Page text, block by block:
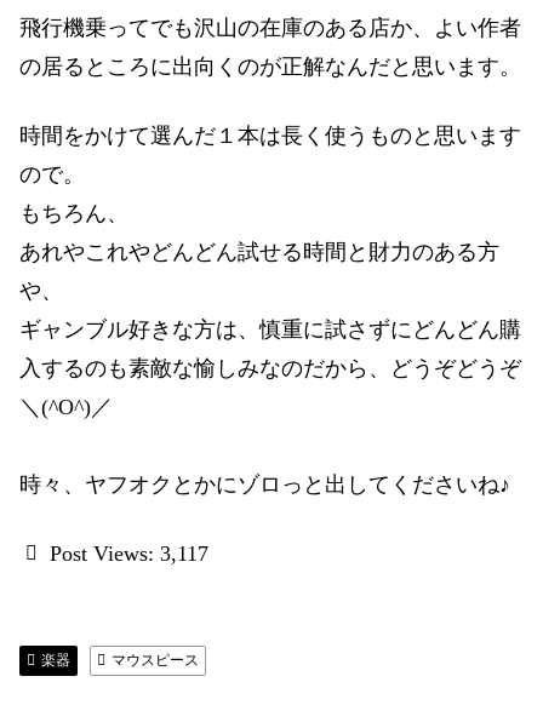
飛行機乗ってでも沢山の在庫のある店か、よい作者
の居るところに出向くのが正解なんだと思います。
時間をかけて選んだ１本は長く使うものと思います
ので。
もちろん、
あれやこれやどんどん試せる時間と財力のある方
や、
ギャンブル好きな方は、慎重に試さずにどんどん購
入するのも素敵な愉しみなのだから、どうぞどうぞ
＼(^O^)／
時々、ヤフオクとかにゾロっと出してくださいね♪
Post Views: 3,117
楽器 マウスピース